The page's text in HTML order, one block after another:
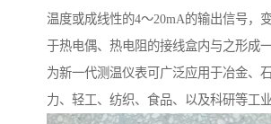
温度或成线性的4～20mA的输出信号，
于热电偶、热电阻的接线盒内与之形成
为新一代测温仪表可广泛应用于冶金、
力、轻工、纺织、食品、以及科研等工业